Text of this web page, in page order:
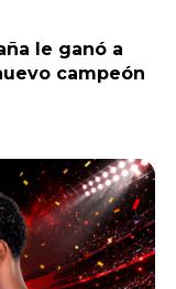
le ganó a
campeón